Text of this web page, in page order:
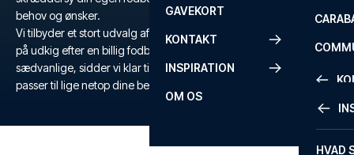
GAVEKORT
KONTAKT
FAQ
INSPIRATION
HVAD
OM OS
behov og ønsker.
Vi tilbyder et stort udvalg af billetter til Dart 1, og hvad enten du er
på udkig efter en billig fodboldrejse eller en tur ud over det
sædvanlige, sidder vi klar til at hjælpe dig med den rejse der
passer til lige netop dine behov.